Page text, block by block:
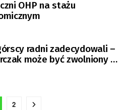
OHP na stażu
radni zadecydowali –
może być zwolniony z
2